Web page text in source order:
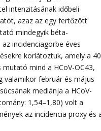
intenzitásának időbeli
azaz az egy fertőzött
mindegyik béta-
incidenciagörbe éves
korlátoztuk, amely a
mind a HCoV-OC43,
valamikor február és május
mediánja a HCoV-
1,54–1,80) volt a
az incidencia proxy és